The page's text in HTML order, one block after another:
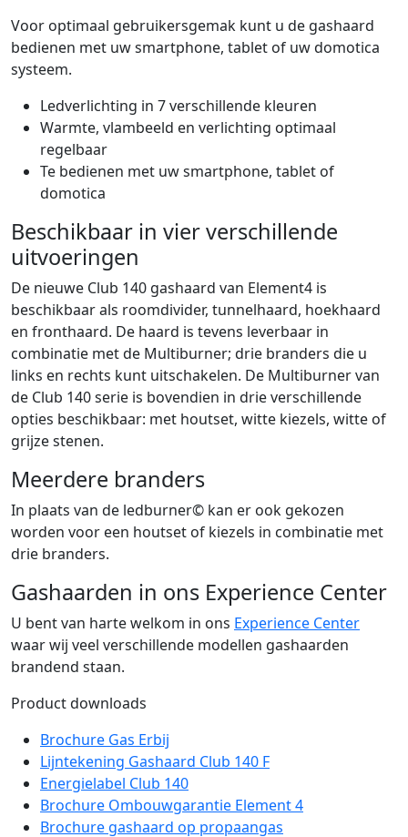
Voor optimaal gebruikersgemak kunt u de gashaard
bedienen met uw smartphone, tablet of uw domotica
systeem.
Ledverlichting in 7 verschillende kleuren
Warmte, vlambeeld en verlichting optimaal
regelbaar
Te bedienen met uw smartphone, tablet of
domotica
Beschikbaar in vier verschillende
uitvoeringen
De nieuwe Club 140 gashaard van Element4 is
beschikbaar als roomdivider, tunnelhaard, hoekhaard
en fronthaard. De haard is tevens leverbaar in
combinatie met de Multiburner; drie branders die u
links en rechts kunt uitschakelen. De Multiburner van
de Club 140 serie is bovendien in drie verschillende
opties beschikbaar: met houtset, witte kiezels, witte of
grijze stenen.
Meerdere branders
In plaats van de ledburner© kan er ook gekozen
worden voor een houtset of kiezels in combinatie met
drie branders.
Gashaarden in ons Experience Center
U bent van harte welkom in ons Experience Center
waar wij veel verschillende modellen gashaarden
brandend staan.
Product downloads
Brochure Gas Erbij
Lijntekening Gashaard Club 140 F
Energielabel Club 140
Brochure Ombouwgarantie Element 4
Brochure gashaard op propaangas